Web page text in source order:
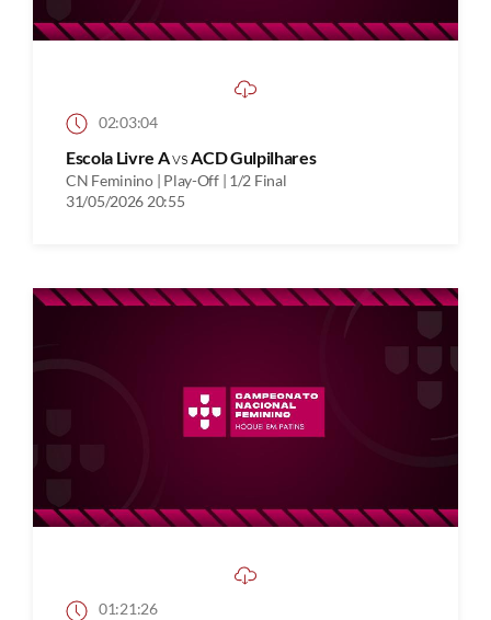
02:03:04
Escola Livre AvsACD Gulpilhares
CN Feminino | Play-Off | 1/2 Final
31/05/2026 20:55
01:21:26